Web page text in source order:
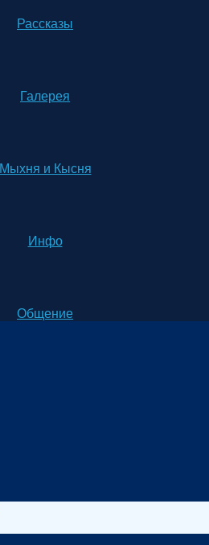
Рассказы
Галерея
Мыхня и Кысня
Инфо
Общение